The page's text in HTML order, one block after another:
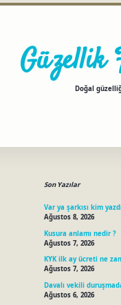
Güzellik
Doğal
Son Yazılar
Var ya şarkısı kim
Ağustos 8, 2026
Kusura anlamı nedir ?
Ağustos 7, 2026
KYK ilk ay ücreti ne
Ağustos 7, 2026
Davalı vekili
Ağustos 6, 2026